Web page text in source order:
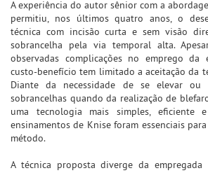
A experiência do autor sênior com a
permitiu, nos últimos quatro anos, o
técnica com incisão curta e sem visão
sobrancelha pela via temporal alta.
observadas complicações no emprego da
custo-benefício tem limitado a aceitação da
Diante da necessidade de se elevar ou
sobrancelhas quando da realização de
uma tecnologia mais simples, eficiente
ensinamentos de Knise foram essenciais
método.
A técnica proposta diverge da